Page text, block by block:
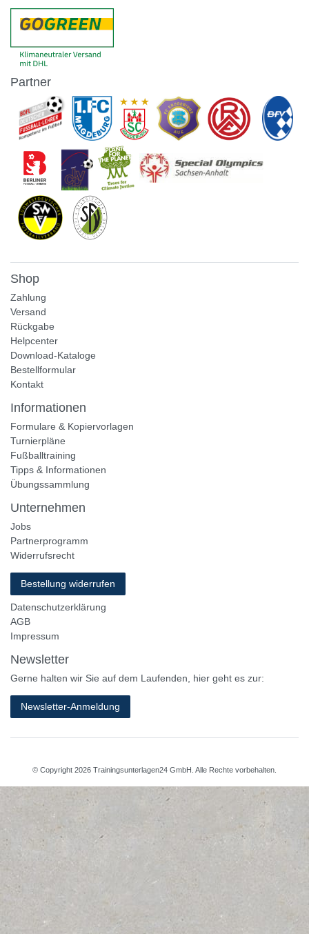
Partner
Shop
Zahlung
Versand
Rückgabe
Helpcenter
Download-Kataloge
Bestellformular
Kontakt
Informationen
Formulare & Kopiervorlagen
Turnierpläne
Fußballtraining
Tipps & Informationen
Übungssammlung
Unternehmen
Jobs
Partnerprogramm
Widerrufsrecht
Bestellung widerrufen
Datenschutzerklärung
AGB
Impressum
Newsletter
Gerne halten wir Sie auf dem Laufenden, hier geht es zur:
Newsletter-Anmeldung
© Copyright 2026 Trainingsunterlagen24 GmbH. Alle Rechte vorbehalten.